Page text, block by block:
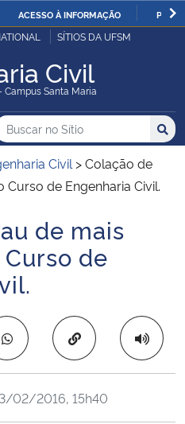
IR
O
ACESSO À INFORMAÇÃO
SÍTIOS DA UFSM
Civil
Campus Santa Maria
Sítio no no Sítio
Civil >Colação de
de Engenharia Civil.
de mais
de
Copiar para área
02/2016, 15h40